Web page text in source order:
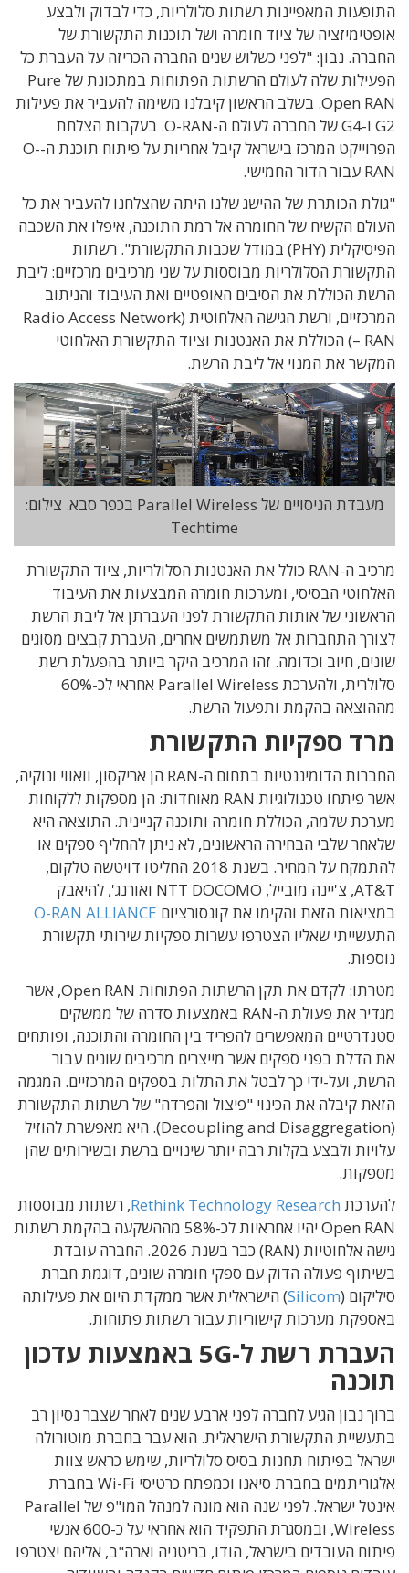
התופעות המאפיינות רשתות סלולריות, כדי לבדוק ולבצע
אופטימיזציה של ציוד חומרה ושל תוכנות התקשורת של
החברה. נבון: "לפני כשלוש שנים החברה הכריזה על העברת כל
הפעילות שלה לעולם הרשתות הפתוחות במתכונת של Pure
Open RAN. בשלב הראשון קיבלנו משימה להעביר את פעילות
G2 ו-G4 של החברה לעולם ה-O-RAN. בעקבות הצלחת
הפרוייקט המרכז בישראל קיבל אחריות על פיתוח תוכנת ה-O-
RAN עבור הדור החמישי.
"גולת הכותרת של ההישג שלנו היתה שהצלחנו להעביר את כל
העולם הקשיח של החומרה אל רמת התוכנה, איפלו את השכבה
הפיסיקלית (PHY) במודל שכבות התקשורת". רשתות
התקשורת הסלולריות מבוססות על שני מרכיבים מרכזיים: ליבת
הרשת הכוללת את הסיבים האופטיים ואת העיבוד והניתוב
המרכזיים, ורשת הגישה האלחוטית (Radio Access Network
– RAN) הכוללת את האנטנות וציוד התקשורת האלחוטי
המקשר את המנוי אל ליבת הרשת.
מעבדת הניסויים של Parallel Wireless בכפר סבא. צילום:
Techtime
מרכיב ה-RAN כולל את האנטנות הסלולריות, ציוד התקשורת
האלחוטי הבסיסי, ומערכות חומרה המבצעות את העיבוד
הראשוני של אותות התקשורת לפני העברתן אל ליבת הרשת
לצורך התחברות אל משתמשים אחרים, העברת קבצים מסוגים
שונים, חיוב וכדומה. זהו המרכיב היקר ביותר בהפעלת רשת
סלולרית, ולהערכת Parallel Wireless אחראי לכ-60%
מההוצאה בהקמת ותפעול הרשת.
מרד ספקיות התקשורת
החברות הדומיננטיות בתחום ה-RAN הן אריקסון, וואווי ונוקיה,
אשר פיתחו טכנולוגיות RAN מאוחדות: הן מספקות ללקוחות
מערכת שלמה, הכוללת חומרה ותוכנה קניינית. התוצאה היא
שלאחר שלבי הבחירה הראשונים, לא ניתן להחליף ספקים או
להתמקח על המחיר. בשנת 2018 החליטו דויטשה טלקום,
AT&T, צ'יינה מובייל, NTT DOCOMO ואורנג', להיאבק
במציאות הזאת והקימו את קונסורציום O-RAN ALLIANCE
התעשייתי שאליו הצטרפו עשרות ספקיות שירותי תקשורת
נוספות.
מטרתו: לקדם את תקן הרשתות הפתוחות Open RAN, אשר
מגדיר את פעולת ה-RAN באמצעות סדרה של ממשקים
סטנדרטיים המאפשרים להפריד בין החומרה והתוכנה, ופותחים
את הדלת בפני ספקים אשר מייצרים מרכיבים שונים עבור
הרשת, ועל-ידי כך לבטל את התלות בספקים המרכזיים. המגמה
הזאת קיבלה את הכינוי "פיצול והפרדה" של רשתות התקשורת
(Decoupling and Disaggregation). היא מאפשרת להוזיל
עלויות ולבצע בקלות רבה יותר שינויים ברשת ובשירותים שהן
מספקות.
להערכת Rethink Technology Research, רשתות מבוססות
Open RAN יהיו אחראיות לכ-58% מההשקעה בהקמת רשתות
גישה אלחוטיות (RAN) כבר בשנת 2026. החברה עובדת
בשיתוף פעולה הדוק עם ספקי חומרה שונים, דוגמת חברת
סיליקום (Silicom) הישראלית אשר ממקדת היום את פעילותה
באספקת מערכות קישוריות עבור רשתות פתוחות.
העברת רשת ל-5G באמצעות עדכון
תוכנה
ברוך נבון הגיע לחברה לפני ארבע שנים לאחר שצבר נסיון רב
בתעשיית התקשורת הישראלית. הוא עבר בחברת מוטורולה
ישראל בפיתוח תחנות בסיס סלולריות, שימש כראש צוות
אלגוריתמים בחברת סיאנו וכמפתח כרטיסי Wi-Fi בחברת
אינטל ישראל. לפני שנה הוא מונה למנהל המו"פ של Parallel
Wireless, ובמסגרת התפקיד הוא אחראי על כ-600 אנשי
פיתוח העובדים בישראל, הודו, בריטניה וארה"ב, אליהם יצטרפו